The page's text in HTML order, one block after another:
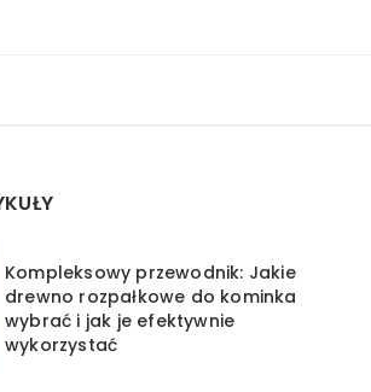
Kompleksowy przewodnik: Jakie
drewno rozpałkowe do kominka
wybrać i jak je efektywnie
wykorzystać